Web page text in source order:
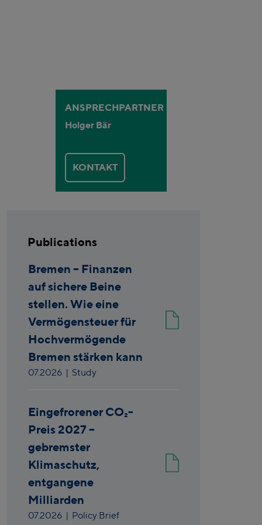
ANSPRECHPARTNER
Holger Bär
KONTAKT
Publications
Bremen – Finanzen
auf sichere Beine
stellen. Wie eine
Vermögensteuer für
Hochvermögende
Bremen stärken kann
07.2026 | Study
Eingefrorener CO₂-
Preis 2027 –
gebremster
Klimaschutz,
entgangene
Milliarden
07.2026 | Policy Brief